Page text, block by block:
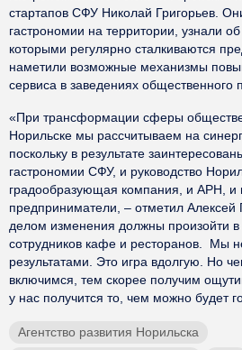
стартапов СФУ Николай Григорьев.
гастрономии на территории, узнали
которыми регулярно сталкиваются
наметили возможные механизмы
сервиса в заведениях общественного
«При трансформации сферы
Норильске мы рассчитываем на
поскольку в результате
гастрономии СФУ, и руководство
градообразующая компания, и АРН, и
предприниматели, – отметил
делом изменения должны произойти в
сотрудников кафе и ресторанов. Мы
результатами. Это игра вдолгую. Но
включимся, тем скорее получим
у нас получится то, чем можно будет
Агентство развития Норильска